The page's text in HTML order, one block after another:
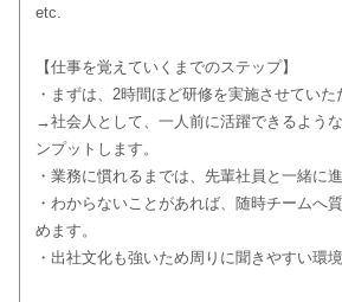
etc.
【仕事を覚えていくまでのステップ】
・まずは、2時間ほど研修を実施させていた
→社会人として、一人前に活躍できるよう
ンプットします。
・業務に慣れるまでは、先輩社員と一緒に
・わからないことがあれば、随時チームへ
めます。
・出社文化も強いため周りに聞きやすい環境